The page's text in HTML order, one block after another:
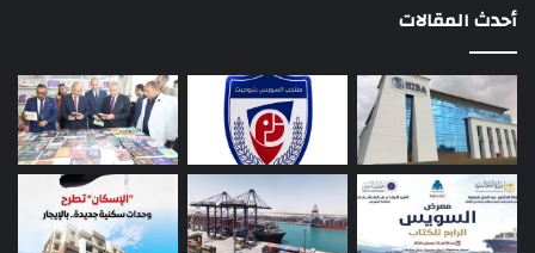
أحدث المقالات